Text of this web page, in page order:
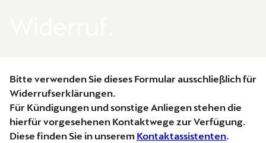
Bitte verwenden Sie dieses Formular ausschließlich für
Widerrufserklärungen.
Für Kündigungen und sonstige Anliegen stehen die
hierfür vorgesehenen Kontaktwege zur Verfügung.
Diese finden Sie in unserem Kontaktassistenten.